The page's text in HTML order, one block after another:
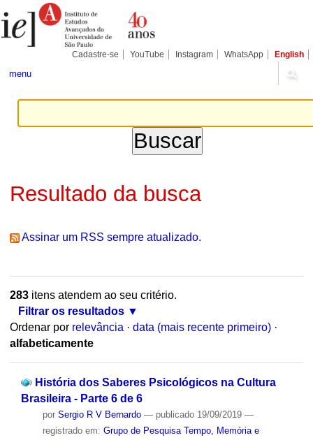
para
conteúdo.
Pessoais
Cadastre-se YouTube Instagram WhatsApp English
menu
Resultado da busca
Assinar um RSS sempre atualizado.
283itens atendem ao seu critério.
Filtrar os resultados
Ordenar por relevância · data (mais recente primeiro) ·
alfabeticamente
História dos Saberes Psicológicos na Cultura
Brasileira - Parte 6 de 6
por Sergio R V Bernardo — publicado19/09/2019 —
registrado em: Grupo de Pesquisa Tempo, Memória e